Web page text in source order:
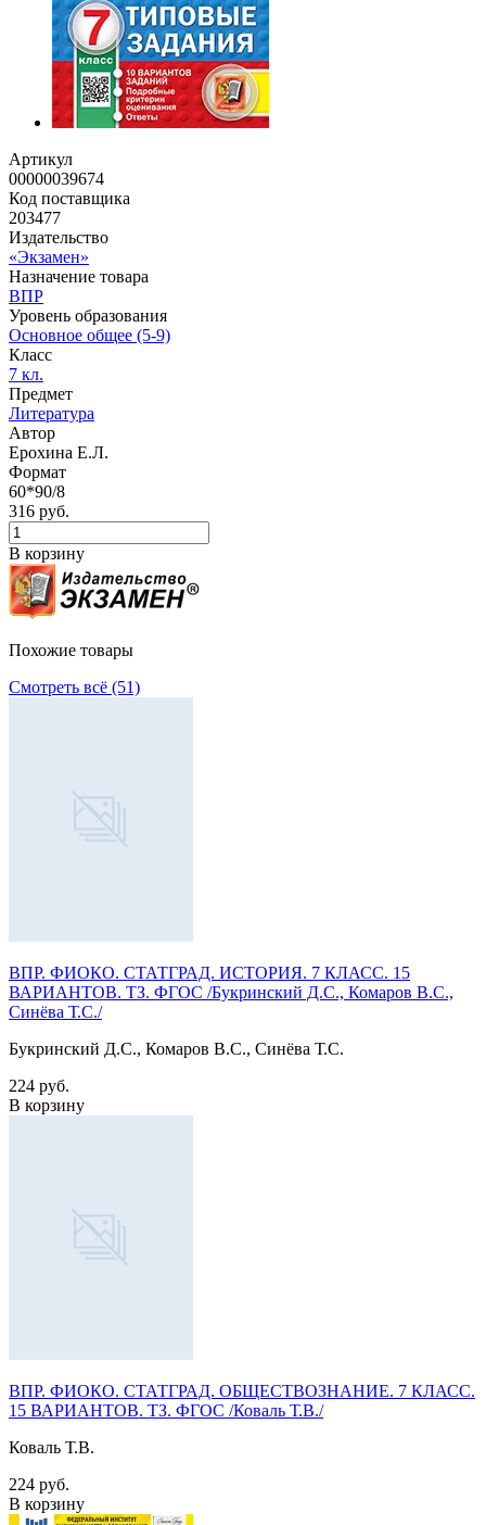
Артикул
00000039674
Код поставщика
203477
Издательство
«Экзамен»
Назначение товара
ВПР
Уровень образования
Основное общее (5-9)
Класс
7 кл.
Предмет
Литература
Автор
Ерохина Е.Л.
Формат
60*90/8
316 руб.
В корзину
Похожие товары
Смотреть всё (51)
ВПР. ФИОКО. СТАТГРАД. ИСТОРИЯ. 7 КЛАСС. 15
ВАРИАНТОВ. ТЗ. ФГОС /Букринский Д.С., Комаров В.С.,
Синёва Т.С./
Букринский Д.С., Комаров В.С., Синёва Т.С.
224 руб.
В корзину
ВПР. ФИОКО. СТАТГРАД. ОБЩЕСТВОЗНАНИЕ. 7 КЛАСС.
15 ВАРИАНТОВ. ТЗ. ФГОС /Коваль Т.В./
Коваль Т.В.
224 руб.
В корзину